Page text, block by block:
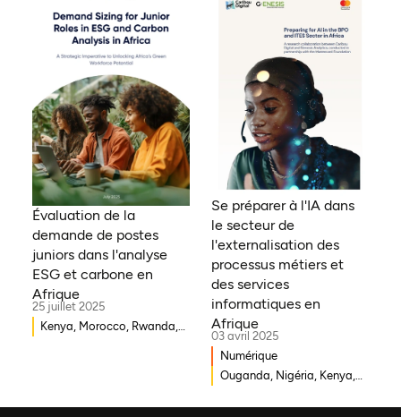
Mozambique, Égypte,
Bénin, Ghana, Sénégal,
Zambie, Ouganda, Côte
d'Ivoire, Sierra Leone,
Erythrée, Gambie, Eswatini,
République démocratique
du Congo, Tanzanie,
Nigéria, Zimbabwe, Sud
Soudan, Afrique du Sud,
Cameroun, Éthiopie, Niger,
Morocco, Malawi, Tchad,
Syrie, Mali, Togo, Somalie
Évaluation de la
demande de postes
juniors dans l'analyse
ESG et carbone en
Afrique
25 juillet 2025
Kenya, Morocco, Rwanda,
du Congo, Malawi, Gambie,
Se préparer à l'IA dans
le secteur de
l'externalisation des
processus métiers et
des services
informatiques en
Afrique
03 avril 2025
Numérique
Ouganda, Nigéria, Kenya,